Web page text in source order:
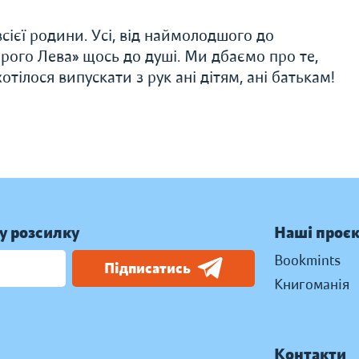
родини. Усі, від наймолодшого до
Лева» щось до душі. Ми дбаємо про те,
випускати з рук ані дітям, ані батькам!
розсилку
Підписатись
Наші
Bookmints
Книгоманія
Контакти